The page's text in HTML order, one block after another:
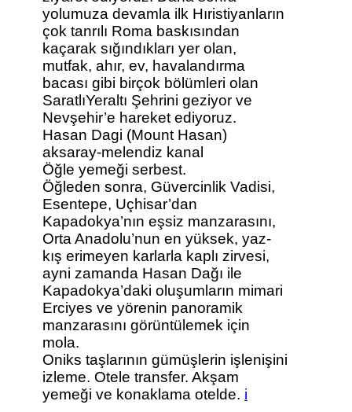
yolumuza devamla ilk Hıristiyanların
çok tanrılı Roma baskısından
kaçarak sığındıkları yer olan,
mutfak, ahır, ev, havalandırma
bacası gibi birçok bölümleri olan
SaratlıYeraltı Şehrini geziyor ve
Nevşehir’e hareket ediyoruz.
Hasan Dagi (Mount Hasan)
aksaray-melendiz kanal
Öğle yemeği serbest.
Öğleden sonra, Güvercinlik Vadisi,
Esentepe, Uçhisar’dan
Kapadokya’nın eşsiz manzarasını,
Orta Anadolu’nun en yüksek, yaz-
kış erimeyen karlarla kaplı zirvesi,
ayni zamanda Hasan Dağı ile
Kapadokya’daki oluşumların mimari
Erciyes ve yörenin panoramik
manzarasını görüntülemek için
mola.
Oniks taşlarının gümüşlerin işlenişini
izleme. Otele transfer. Akşam
yemeği ve konaklama otelde. i